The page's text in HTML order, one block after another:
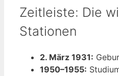
Zeitleiste: Die
Stationen
2. März 1931:
1950–1955: